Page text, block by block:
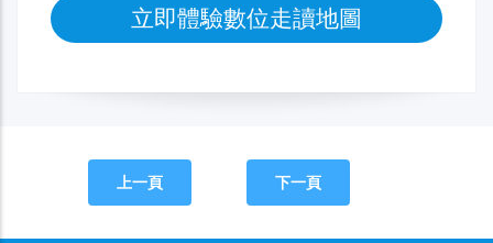
立即體驗數位走讀地圖
上一頁 下一頁